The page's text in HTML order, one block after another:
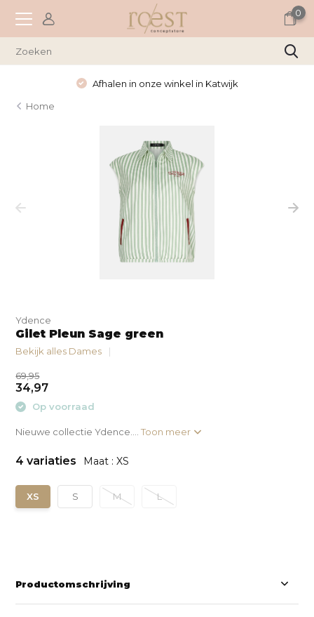
0
Afhalen in onze winkel in Katwijk
Home
Ydence
Gilet Pleun Sage green
Bekijk alles Dames
69,95
34,97
Op voorraad
Nieuwe collectie Ydence....Toon meer
4 variaties Maat : XS
XS S M L
Productomschrijving